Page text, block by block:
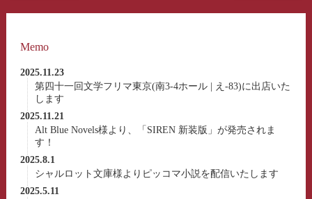
Memo
2025.11.23
第四十一回文学フリマ東京(南3-4ホール | え-83)に出店いた
します
2025.11.21
Alt Blue Novels様より、「SIREN 新装版」が発売されま
す！
2025.8.1
シャルロット文庫様よりピッコマ小説を配信いたします
2025.5.11